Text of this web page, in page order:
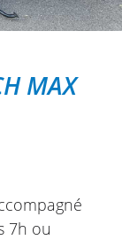
MAX
7h ou